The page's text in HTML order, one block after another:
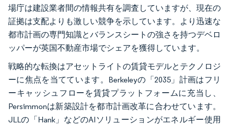
場庁は建設業者間の情報共有を調査していますが、現在の
証拠は支配よりも激しい競争を示しています。より迅速な
都市計画の専門知識とバランスシートの強さを持つデベロ
ッパーが英国不動産市場でシェアを獲得しています。
戦略的な転換はアセットライトの賃貸モデルとテクノロジ
ーに焦点を当てています。Berkeleyの「2035」計画はフリ
ーキャッシュフローを賃貸プラットフォームに充当し、
Persimmonは新築設計を都市計画改革に合わせています。
JLLの「Hank」などのAIソリューションがエネルギー使用